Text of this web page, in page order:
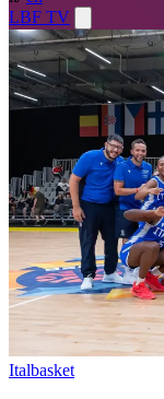
LBF TV
Italbasket